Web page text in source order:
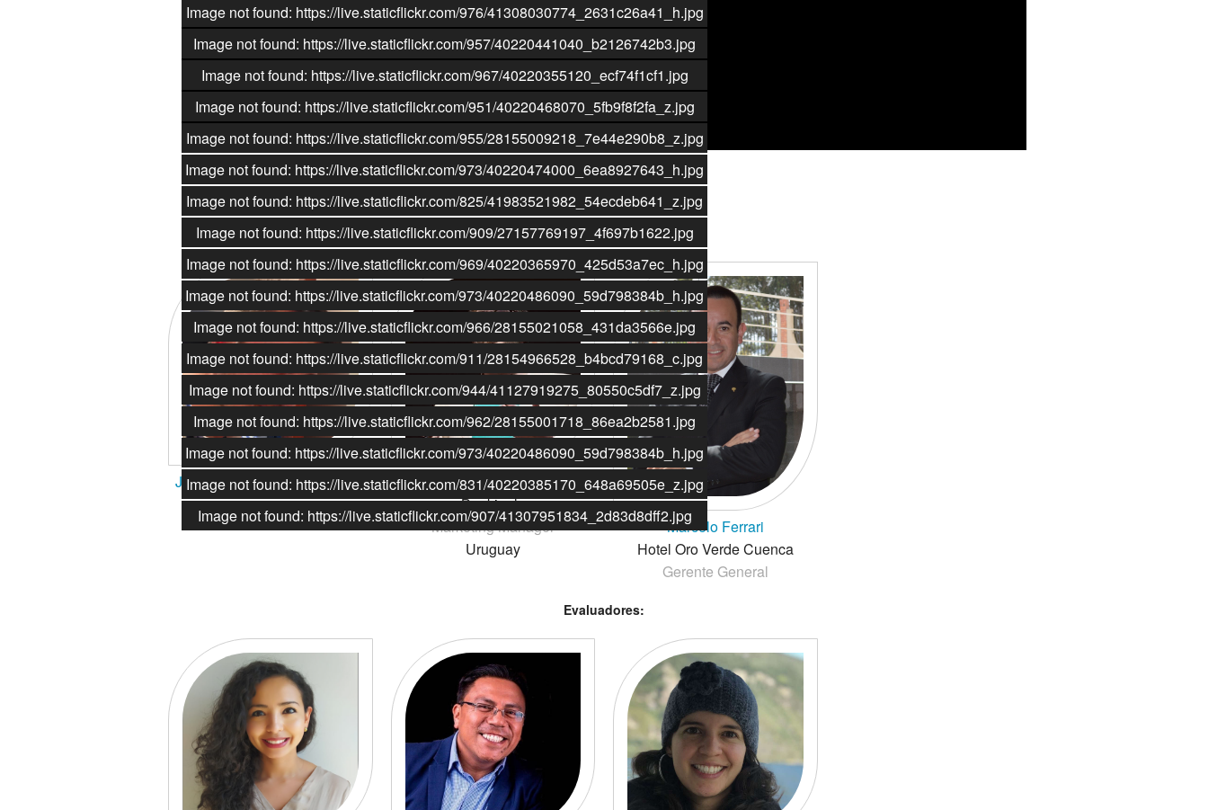
Image not found: https://live.staticflickr.com/976/41308030774_2631c26a41_h.jpg
Image not found: https://live.staticflickr.com/957/40220441040_b2126742b3.jpg
Image not found: https://live.staticflickr.com/967/40220355120_ecf74f1cf1.jpg
Image not found: https://live.staticflickr.com/951/40220468070_5fb9f8f2fa_z.jpg
Image not found: https://live.staticflickr.com/955/28155009218_7e44e290b8_z.jpg
Image not found: https://live.staticflickr.com/973/40220474000_6ea8927643_h.jpg
Image not found: https://live.staticflickr.com/825/41983521982_54ecdeb641_z.jpg
Image not found: https://live.staticflickr.com/909/27157769197_4f697b1622.jpg
Image not found: https://live.staticflickr.com/969/40220365970_425d53a7ec_h.jpg
Image not found: https://live.staticflickr.com/973/40220486090_59d798384b_h.jpg
Image not found: https://live.staticflickr.com/966/28155021058_431da3566e.jpg
Image not found: https://live.staticflickr.com/911/28154966528_b4bcd79168_c.jpg
Image not found: https://live.staticflickr.com/944/41127919275_80550c5df7_z.jpg
Image not found: https://live.staticflickr.com/962/28155001718_86ea2b2581.jpg
Image not found: https://live.staticflickr.com/973/40220486090_59d798384b_h.jpg
Image not found: https://live.staticflickr.com/831/40220385170_648a69505e_z.jpg
Image not found: https://live.staticflickr.com/907/41307951834_2d83d8dff2.jpg
Jurados:
Juan Pablo Salgado Guerrero
Justin Graside
Bankingly
Marketing Manager
Uruguay
Marcelo Ferrari
Hotel Oro Verde Cuenca
Gerente General
Evaluadores: